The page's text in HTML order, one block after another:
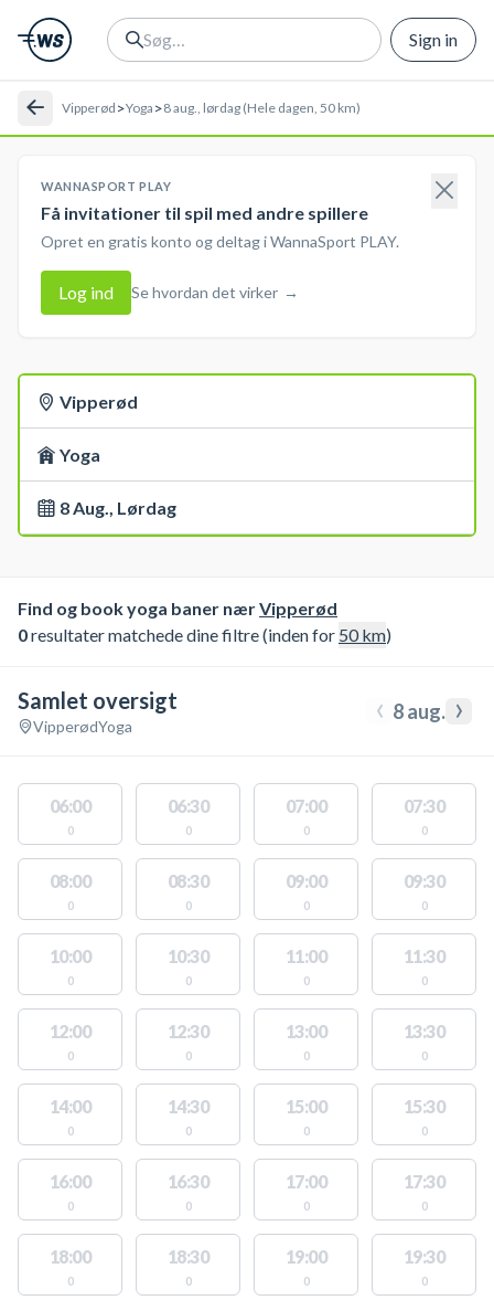
Sign in
Vipperød >Yoga >8 aug., lørdag (Hele dagen, 50 km)
WANNASPORT PLAY
Få invitationer til spil med andre spillere
Opret en gratis konto og deltag i WannaSport PLAY.
Log ind Se hvordan det virker →
Vipperød
Yoga
8 Aug., Lørdag
Find og book yoga baner nærVipperød
0resultater matchede dine filtre (inden for 50km)
Samlet oversigt
VipperødYoga ‹ 8 aug. ›
06:00
0
06:30
0
07:00
0
07:30
0
08:00
0
08:30
0
09:00
0
09:30
0
10:00
0
10:30
0
11:00
0
11:30
0
12:00
0
12:30
0
13:00
0
13:30
0
14:00
0
14:30
0
15:00
0
15:30
0
16:00
0
16:30
0
17:00
0
17:30
0
18:00
0
18:30
0
19:00
0
19:30
0